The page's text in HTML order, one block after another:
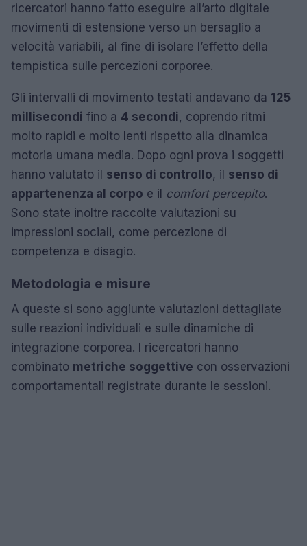
ricercatori hanno fatto eseguire all’arto digitale
movimenti di estensione verso un bersaglio a
velocità variabili, al fine di isolare l’effetto della
tempistica sulle percezioni corporee.
Gli intervalli di movimento testati andavano da 125
millisecondi fino a 4 secondi, coprendo ritmi
molto rapidi e molto lenti rispetto alla dinamica
motoria umana media. Dopo ogni prova i soggetti
hanno valutato il senso di controllo, il senso di
appartenenza al corpo e il comfort percepito.
Sono state inoltre raccolte valutazioni su
impressioni sociali, come percezione di
competenza e disagio.
Metodologia e misure
A queste si sono aggiunte valutazioni dettagliate
sulle reazioni individuali e sulle dinamiche di
integrazione corporea. I ricercatori hanno
combinato metriche soggettive con osservazioni
comportamentali registrate durante le sessioni.